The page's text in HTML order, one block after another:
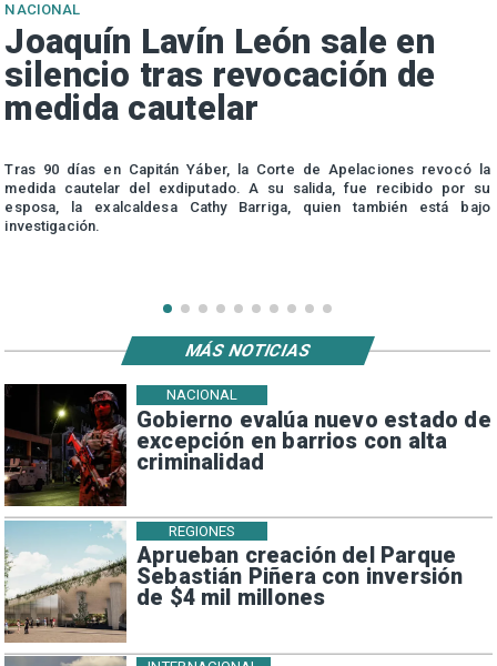
NACIONAL
Joaquín Lavín León sale en
silencio tras revocación de
medida cautelar
Tras 90 días en Capitán Yáber, la Corte de Apelaciones revocó la
medida cautelar del exdiputado. A su salida, fue recibido por su
esposa, la exalcaldesa Cathy Barriga, quien también está bajo
investigación.
Gobierno evalúa nuevo estado de
excepción en barrios con alta
criminalidad
NACIONAL
Aprueban creación del Parque
Sebastián Piñera con inversión
de $4 mil millones
REGIONES
MÁS NOTICIAS